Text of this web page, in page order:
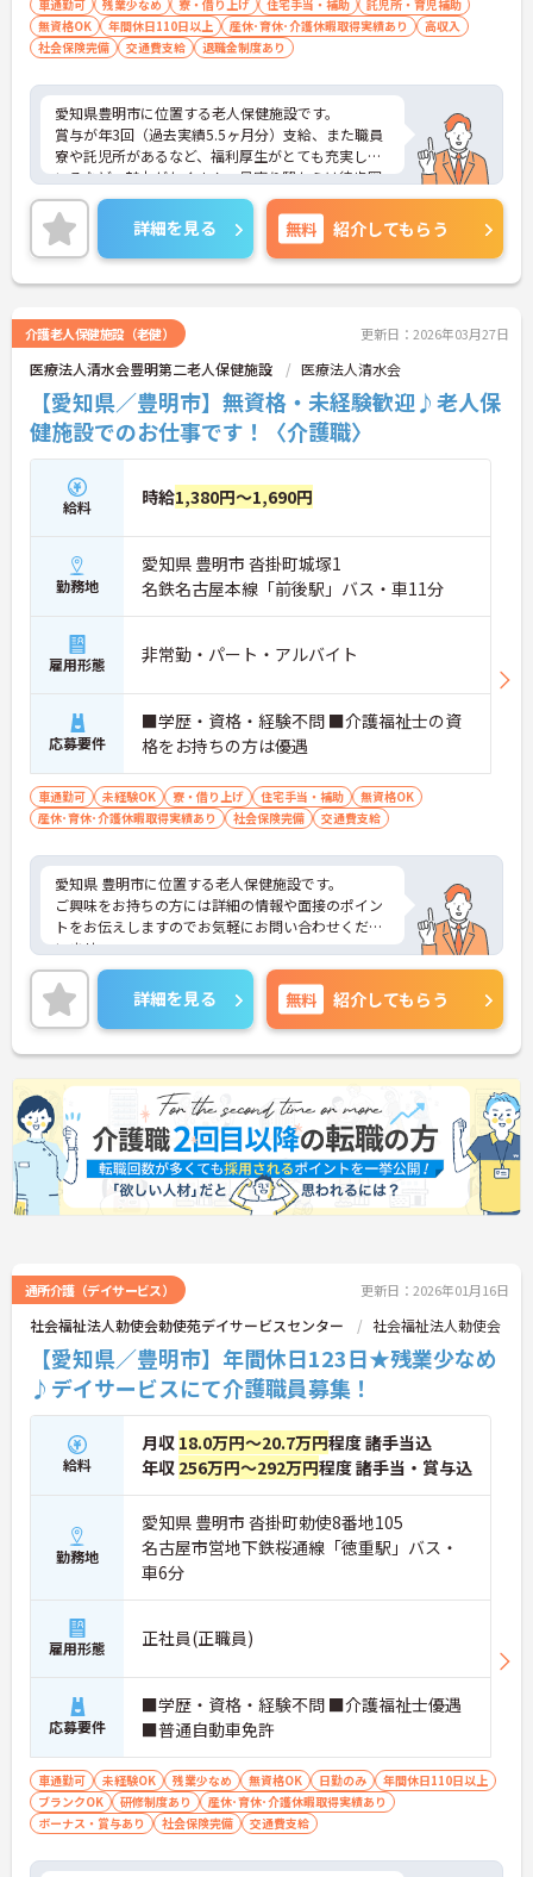
車通勤可 残業少なめ 寮・借り上げ 住宅手当・補助
託児所・育児補助
無資格OK
年間休日110日以上 産休･育休･介護休暇取得実績あり
高収入
社会保険完備
交通費支給 退職金制度あり
愛知県豊明市に位置する老人保健施設です。
賞与が年3回（過去実績5.5ヶ月分）支給、また職員
寮や託児所があるなど、福利厚生がとても充実して
いるなど、魅力がたくさん。最寄り駅からは徒歩圏
内に位置していますし、マイカー通勤も可能です
よ。
ご興味ある方には、面接対策ポイントなど、さらに
詳細をお話しいたしますのでお気軽にご相談くださ
い。
詳細を見る 無料 紹介してもらう
介護老人保健施設（老健） 更新日：2026年03月27日
医療法人清水会豊明第二老人保健施設 医療法人清水会
【愛知県／豊明市】無資格・未経験歓迎♪老人保
健施設でのお仕事です！〈介護職〉
給料 時給1,380円～1,690円
勤務地
愛知県 豊明市 沓掛町城塚1
名鉄名古屋本線「前後駅」バス・車11分
雇用形態 非常勤・パート・アルバイト
応募要件
■学歴・資格・経験不問 ■介護福祉士の資
格をお持ちの方は優遇
車通勤可 未経験OK 寮・借り上げ 住宅手当・補助
無資格OK
産休･育休･介護休暇取得実績あり
社会保険完備 交通費支給
愛知県 豊明市に位置する老人保健施設です。
ご興味をお持ちの方には詳細の情報や面接のポイン
トをお伝えしますのでお気軽にお問い合わせくださ
いませ。
詳細を見る 無料 紹介してもらう
通所介護（デイサービス） 更新日：2026年01月16日
社会福祉法人勅使会勅使苑デイサービスセンター 社会福祉法人勅使会
【愛知県／豊明市】年間休日123日★残業少なめ
♪デイサービスにて介護職員募集！
給料
月収 18.0万円～20.7万円程度 諸手当込
年収 256万円～292万円程度 諸手当・賞与込
勤務地
愛知県 豊明市 沓掛町勅使8番地105
名古屋市営地下鉄桜通線「徳重駅」バス・
車6分
雇用形態 正社員(正職員)
応募要件
■学歴・資格・経験不問 ■介護福祉士優遇
■普通自動車免許
車通勤可 未経験OK 残業少なめ 無資格OK 日勤のみ
年間休日110日以上
ブランクOK
研修制度あり
産休･育休･介護休暇取得実績あり
ボーナス・賞与あり
社会保険完備 交通費支給